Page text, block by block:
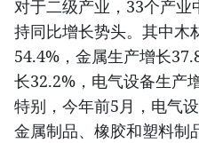
对于二级产业，33个产
持同比增长势头。其中木
54.4%，金属生产增长
长32.2%，电气设备生产
特别，今年前5月，电气
金属制品、橡胶和塑料制